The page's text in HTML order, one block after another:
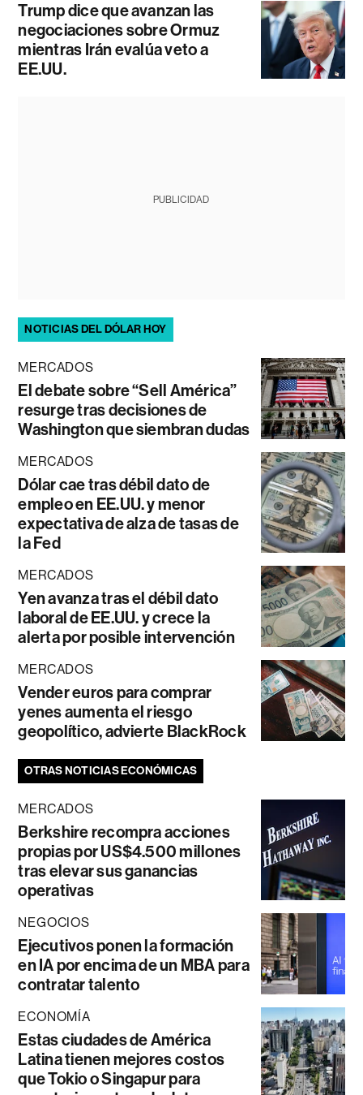
Trump dice que avanzan las
negociaciones sobre Ormuz
mientras Irán evalúa veto a
EE.UU.
PUBLICIDAD
NOTICIAS DEL DÓLAR HOY
MERCADOS
El debate sobre “Sell América”
resurge tras decisiones de
Washington que siembran dudas
MERCADOS
Dólar cae tras débil dato de
empleo en EE.UU. y menor
expectativa de alza de tasas de
la Fed
MERCADOS
Yen avanza tras el débil dato
laboral de EE.UU. y crece la
alerta por posible intervención
MERCADOS
Vender euros para comprar
yenes aumenta el riesgo
geopolítico, advierte BlackRock
OTRAS NOTICIAS ECONÓMICAS
MERCADOS
Berkshire recompra acciones
propias por US$4.500 millones
tras elevar sus ganancias
operativas
NEGOCIOS
Ejecutivos ponen la formación
en IA por encima de un MBA para
contratar talento
ECONOMÍA
Estas ciudades de América
Latina tienen mejores costos
que Tokio o Singapur para